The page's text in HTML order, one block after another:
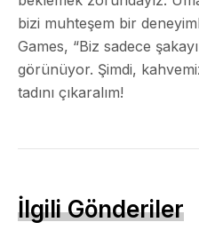
bizi muhteşem bir
Games, “Biz sadece
görünüyor. Şimdi,
tadını çıkaralım!
İlgili Gönderiler